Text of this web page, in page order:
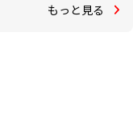
もっと見る